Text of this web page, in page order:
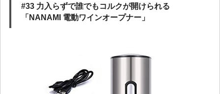
#33 力入らずで誰でもコルクが開けられる
「NANAMI 電動ワインオープナー」